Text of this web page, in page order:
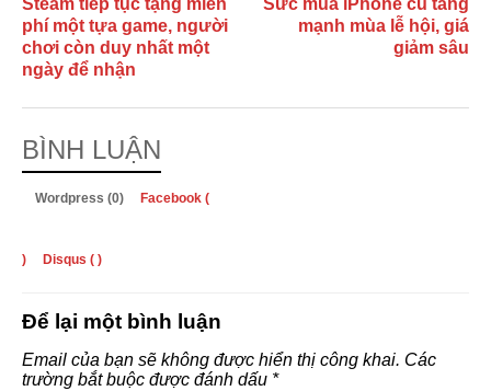
Steam tiếp tục tặng miễn
phí một tựa game, người
chơi còn duy nhất một
ngày để nhận
Sức mua iPhone cũ tăng
mạnh mùa lễ hội, giá
giảm sâu
BÌNH LUẬN
Wordpress (0) Facebook (
) Disqus ( )
Để lại một bình luận
Email của bạn sẽ không được hiển thị công khai. Các
trường bắt buộc được đánh dấu *